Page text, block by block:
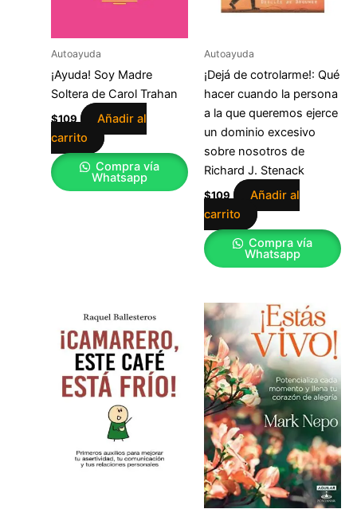
Autoayuda
¡Ayuda! Soy Madre
Soltera de Carol Trahan
$109
Añadir al
carrito
Compra vía
Whatsapp
Autoayuda
¡Dejá de cotrolarme!: Qué
hacer cuando la persona
a la que queremos ejerce
un dominio excesivo
sobre nosotros de
Richard J. Stenack
$109
Añadir al
carrito
Compra vía
Whatsapp